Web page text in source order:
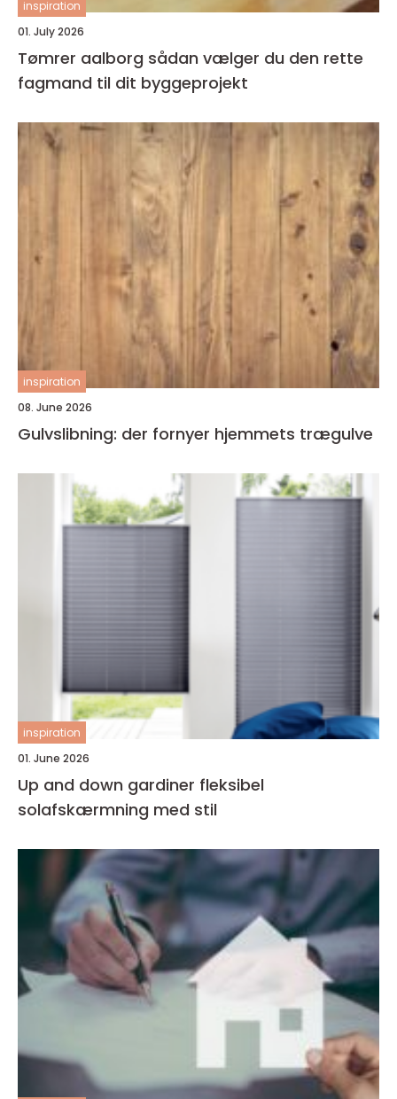
inspiration
01. July 2026
Tømrer aalborg sådan vælger du den rette
fagmand til dit byggeprojekt
inspiration
08. June 2026
Gulvslibning: der fornyer hjemmets trægulve
inspiration
01. June 2026
Up and down gardiner fleksibel
solafskærmning med stil